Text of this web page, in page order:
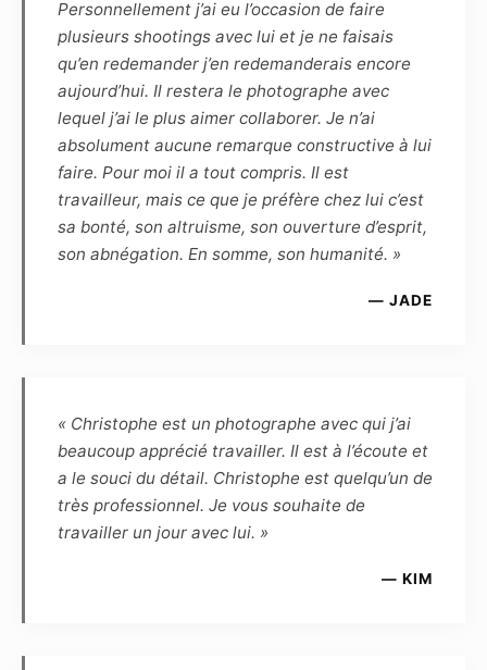
semaines, par voie numérique, les
photographies de la séance. La haute définition
(dossier HD) permettra de faire des
impressions non lucratives, sans contrainte de
temps ou de quantité, tandis que la basse
définition, marquée par le photographe, pourra
être diffusée sur Internet dans le cadre du
cercle privé et familial, ou de la promotion
personnelle du modèle, dans un but non
commercial.
prestations est fixée à zéro euro. Cette
rémunération est définitive, et le Modèle
reconnaît être entièrement rempli de son droit
et renonce en conséquence à toute demande
ultérieure de rémunération complémentaire.
Personnellement j’ai eu l’occasion de faire
plusieurs shootings avec lui et je ne faisais
qu’en redemander j’en redemanderais encore
aujourd’hui. Il restera le photographe avec
lequel j’ai le plus aimer collaborer. Je n’ai
absolument aucune remarque constructive à lui
faire. Pour moi il a tout compris. Il est
travailleur, mais ce que je préfère chez lui c’est
sa bonté, son altruisme, son ouverture d’esprit,
son abnégation. En somme, son humanité. »
— JADE
« Christophe est un photographe avec qui j’ai
beaucoup apprécié travailler. Il est à l’écoute et
a le souci du détail. Christophe est quelqu’un de
très professionnel. Je vous souhaite de
travailler un jour avec lui. »
— KIM